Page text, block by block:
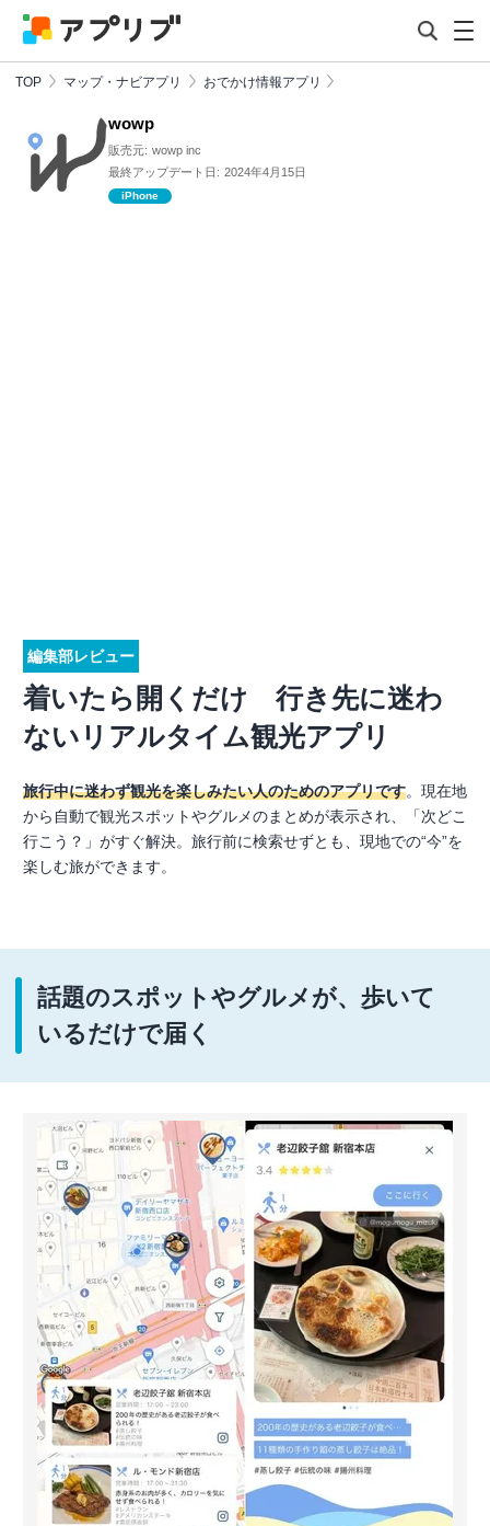
TOP マップ・ナビアプリ おでかけ情報アプリ
wowp
販売元: wowp inc
最終アップデート日: 2024年4月15日
iPhone
編集部レビュー
着いたら開くだけ 行き先に迷わ
ないリアルタイム観光アプリ
旅行中に迷わず観光を楽しみたい人のためのアプリです。現在地
から自動で観光スポットやグルメのまとめが表示され、「次どこ
行こう？」がすぐ解決。旅行前に検索せずとも、現地での“今”を
楽しむ旅ができます。
話題のスポットやグルメが、歩いて
いるだけで届く